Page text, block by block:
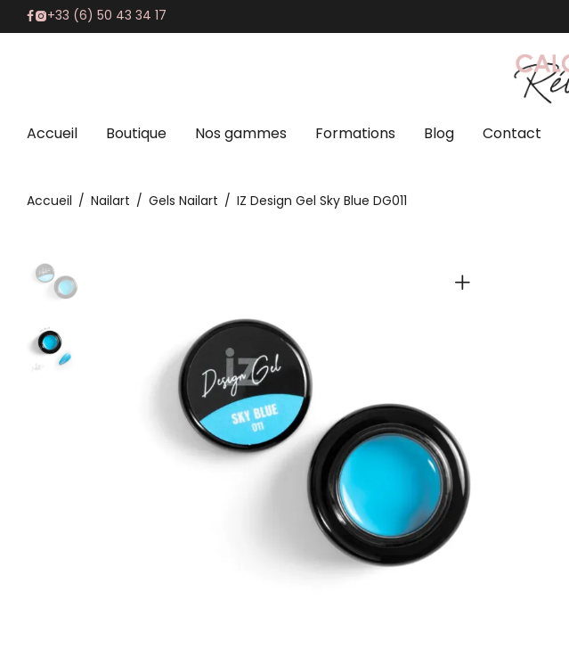
+33 (6) 50 43 34 17
Accueil Boutique Nos gammes Formations Blog Contact
Accueil / Nailart / Gels Nailart / IZ Design Gel Sky Blue DG011